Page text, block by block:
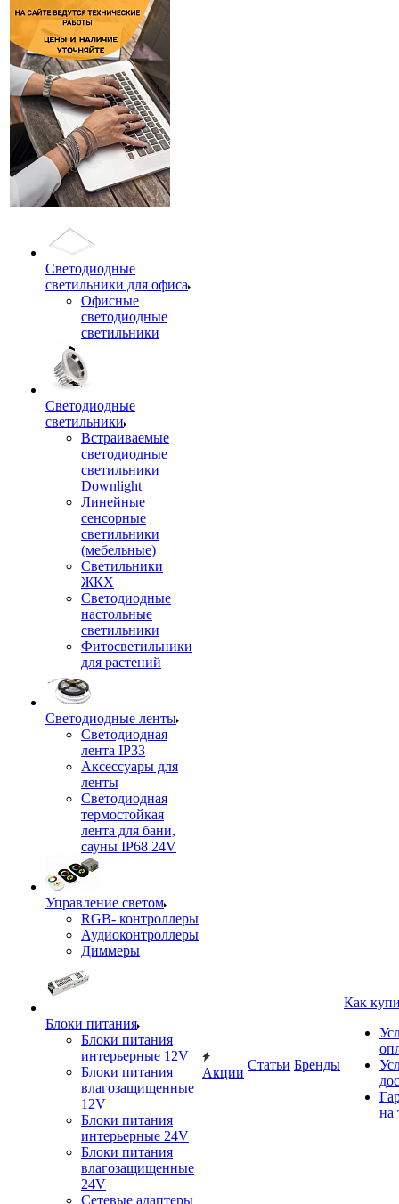
Светодиодные
светильники для офиса
Офисные
светодиодные
светильники
Светодиодные
светильники
Встраиваемые
светодиодные
светильники
Downlight
Линейные
сенсорные
светильники
(мебельные)
Светильники
ЖКХ
Светодиодные
настольные
светильники
Фитосветильники
для растений
Светодиодные ленты
Светодиодная
лента IP33
Аксессуары для
ленты
Светодиодная
термостойкая
лента для бани,
сауны IP68 24V
Управление светом
RGB- контроллеры
Аудиоконтроллеры
Диммеры
Блоки питания
Блоки питания
интерьерные 12V
Блоки питания
влагозащищенные
12V
Блоки питания
интерьерные 24V
Блоки питания
влагозащищенные
24V
Сетевые адаптеры
Акции
Статьи Бренды
Как
на